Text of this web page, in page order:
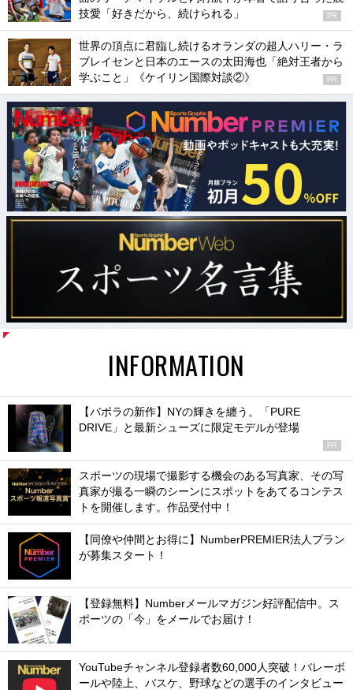
技愛「好きだから、続けられる」
PR
世界の頂点に君臨し続けるオランダの超人ハリー・ラ
ブレイセンと日本のエースの太田海也「絶対王者から
学ぶこと」《ケイリン国際対談②》
PR
INFORMATION
【バボラの新作】NYの輝きを纏う。「PURE
DRIVE」と最新シューズに限定モデルが登場
PR
スポーツの現場で撮影する機会のある写真家、その写
真家が撮る一瞬のシーンにスポットをあてるコンテス
トを開催します。作品受付中！
【同僚や仲間とお得に】NumberPREMIER法人プラン
が募集スタート！
【登録無料】Numberメールマガジン好評配信中。ス
ポーツの「今」をメールでお届け！
YouTubeチャンネル登録者数60,000人突破！バレーボ
ールや陸上、バスケ、野球などの選手のインタビュー